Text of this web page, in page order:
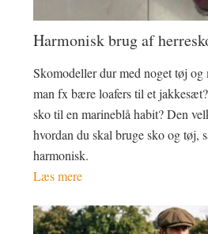
Harmonisk brug af
Skomodeller dur med noget tøj
man fx bære loafers til et
sko til en marineblå habit? Den
hvordan du skal bruge sko og tøj,
harmonisk.
Læs mere